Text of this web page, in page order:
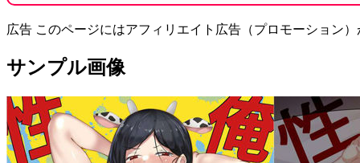
広告 このページにはアフィリエイト広告（プロモーション
サンプル画像